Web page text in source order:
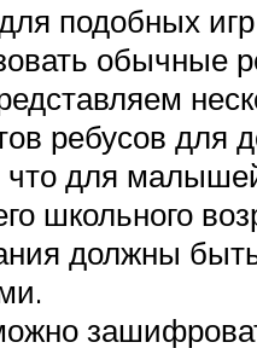
подобных игр
обычные
ребусов для
что для
школьного
должны